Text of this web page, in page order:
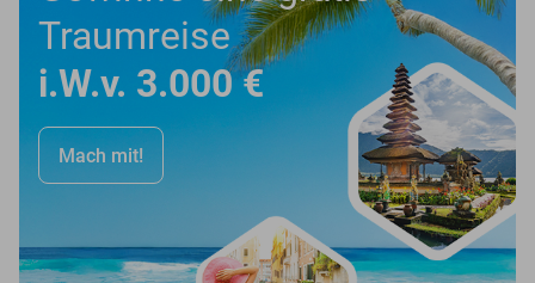
Traumreise
i.W.v. 3.000 €
Mach mit!